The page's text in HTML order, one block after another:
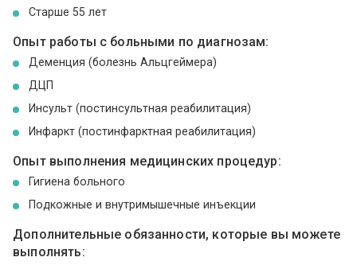
Cтарше 55 лет
Опыт работы с больными по диагнозам:
Деменция (болезнь Альцгеймера)
ДЦП
Инсульт (постинсультная реабилитация)
Инфаркт (постинфарктная реабилитация)
Опыт выполнения медицинских процедур:
Гигиена больного
Подкожные и внутримышечные инъекции
Дополнительные обязанности, которые вы можете
выполнять: